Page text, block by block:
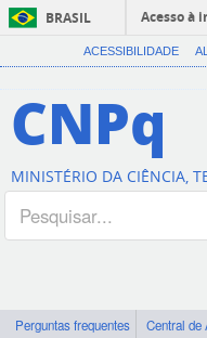
BRASIL
Acesso à
ACESSIBILIDADE
CNPq
MINISTÉRIO DA CIÊNCIA,
Perguntas frequentes Central de